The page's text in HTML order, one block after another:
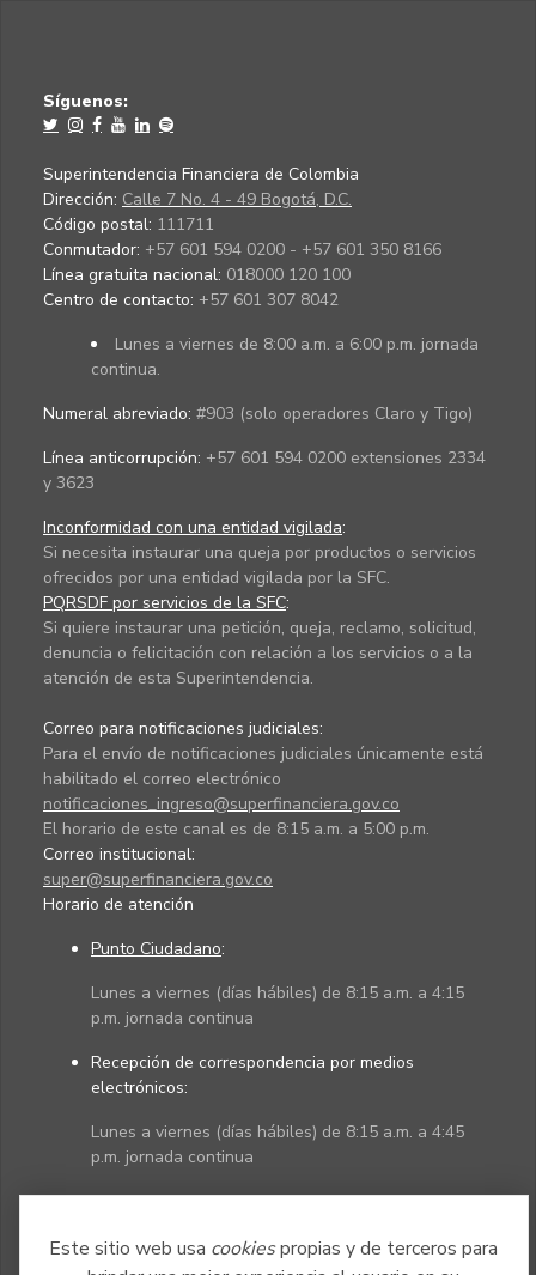
Este sitio web usa cookiespropias y de terceros para
Síguenos:
Superintendencia Financiera de Colombia
Dirección: Calle 7 No. 4 - 49 Bogotá, D.C.
Código postal: 111711
Conmutador: +57 601 594 0200 - +57 601 350 8166
Línea gratuita nacional: 018000 120 100
Centro de contacto: +57 601 307 8042
Lunes a viernes de 8:00 a.m. a 6:00 p.m. jornada
continua.
Numeral abreviado: #903 (solo operadores Claro y Tigo)
Línea anticorrupción: +57 601 594 0200 extensiones 2334
y 3623
Inconformidad con una entidad vigilada:
Si necesita instaurar una queja por productos o servicios
ofrecidos por una entidad vigilada por la SFC.
PQRSDF por servicios de la SFC:
Si quiere instaurar una petición, queja, reclamo, solicitud,
denuncia o felicitación con relación a los servicios o a la
atención de esta Superintendencia.
Correo para notificaciones judiciales:
Para el envío de notificaciones judiciales únicamente está
habilitado el correo electrónico
notificaciones_ingreso@superfinanciera.gov.co
El horario de este canal es de 8:15 a.m. a 5:00 p.m.
Correo institucional:
super@superfinanciera.gov.co
Horario de atención
Punto Ciudadano:
Lunes a viernes (días hábiles) de 8:15 a.m. a 4:15
p.m. jornada continua
Recepción de correspondencia por medios
electrónicos:
Lunes a viernes (días hábiles) de 8:15 a.m. a 4:45
p.m. jornada continua